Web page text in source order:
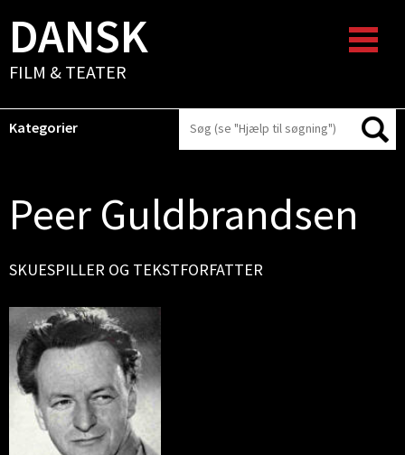
DANSK
FILM & TEATER
Kategorier
Peer Guldbrandsen
SKUESPILLER OG TEKSTFORFATTER